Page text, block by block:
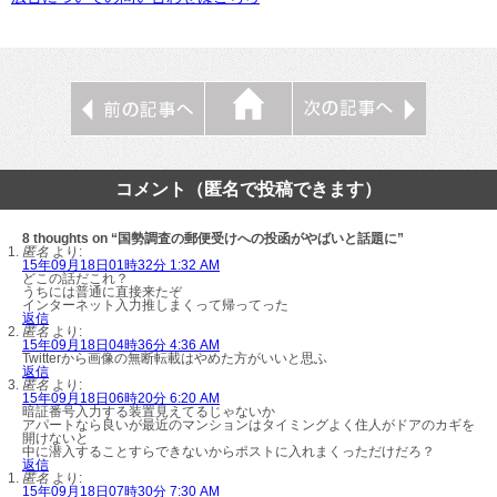
コメント（匿名で投稿できます）
8 thoughts on “国勢調査の郵便受けへの投函がやばいと話題に”
匿名 より:
15年09月18日01時32分 1:32 AM
どこの話だこれ？
うちには普通に直接来たぞ
インターネット入力推しまくって帰ってった
返信
匿名 より:
15年09月18日04時36分 4:36 AM
Twitterから画像の無断転載はやめた方がいいと思ふ
返信
匿名 より:
15年09月18日06時20分 6:20 AM
暗証番号入力する装置見えてるじゃないか
アパートなら良いが最近のマンションはタイミングよく住人がドアのカギを
開けないと
中に潜入することすらできないからポストに入れまくっただけだろ？
返信
匿名 より:
15年09月18日07時30分 7:30 AM